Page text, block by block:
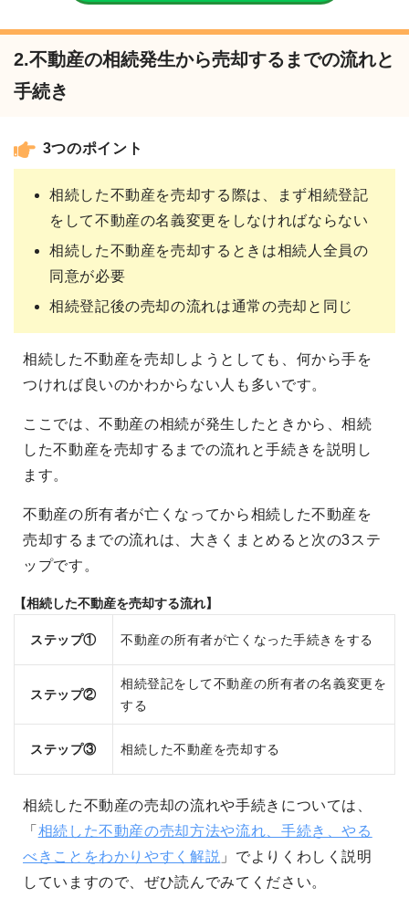
2.不動産の相続発生から売却するまでの流れと
手続き
3つのポイント
相続した不動産を売却する際は、まず相続登記
をして不動産の名義変更をしなければならない
相続した不動産を売却するときは相続人全員の
同意が必要
相続登記後の売却の流れは通常の売却と同じ
相続した不動産を売却しようとしても、何から手を
つければ良いのかわからない人も多いです。
ここでは、不動産の相続が発生したときから、相続
した不動産を売却するまでの流れと手続きを説明し
ます。
不動産の所有者が亡くなってから相続した不動産を
売却するまでの流れは、大きくまとめると次の3ステ
ップです。
【相続した不動産を売却する流れ】
ステップ① 不動産の所有者が亡くなった手続きをする
ステップ②
相続登記をして不動産の所有者の名義変更を
する
ステップ③ 相続した不動産を売却する
相続した不動産の売却の流れや手続きについては、
「 相続した不動産の売却方法や流れ、手続き、やる
べきことをわかりやすく解説 」でよりくわしく説明
していますので、ぜひ読んでみてください。